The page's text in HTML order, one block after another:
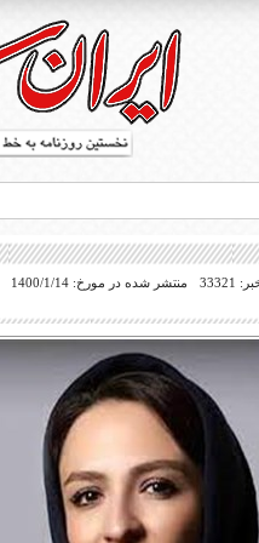
بریل در جهان
منتشر شده در مورخ: 1400/1/14